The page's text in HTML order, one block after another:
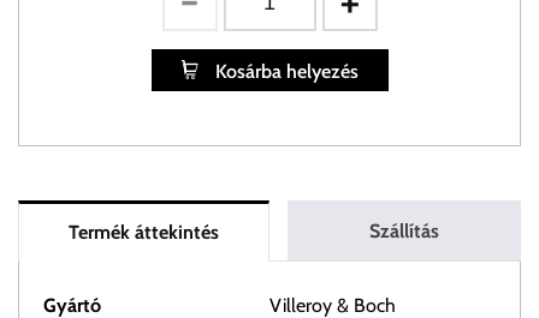
Kosárba helyezés
Termék áttekintés Szállítás
Gyártó
Villeroy & Boch